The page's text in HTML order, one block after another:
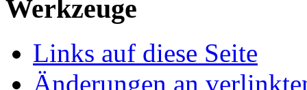
Werkzeuge
Links auf diese Seite
Änderungen an